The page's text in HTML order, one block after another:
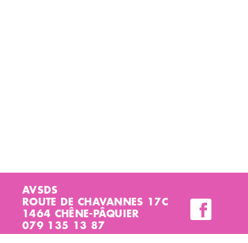
AVSDS
ROUTE DE CHAVANNES 17C
1464 CHÊNE-PÂQUIER
079 135 13 87